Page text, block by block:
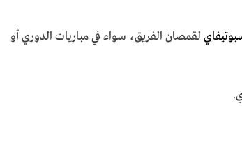
لقمصان الفريق، سواء في مباريات الدوري أو